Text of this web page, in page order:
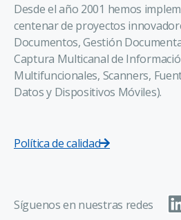
Desde el año 2001 hemos
centenar de proyectos
Documentos, Gestión
Captura Multicanal de
Multifuncionales, Scanners,
Datos y Dispositivos Móviles).
Política de calidad
Síguenos en nuestras redes